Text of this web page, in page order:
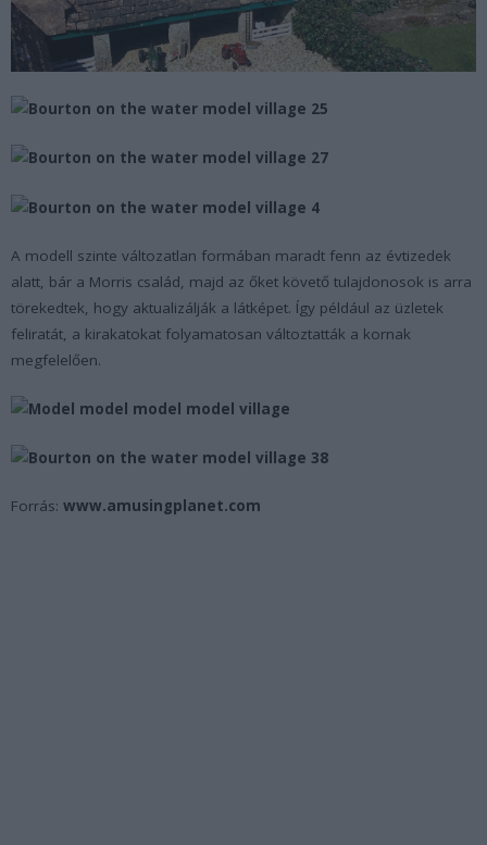
A modell szinte változatlan formában maradt fenn az évtizedek
alatt, bár a Morris család, majd az őket követő tulajdonosok is arra
törekedtek, hogy aktualizálják a látképet. Így például az üzletek
feliratát, a kirakatokat folyamatosan változtatták a kornak
megfelelően.
Forrás: www.amusingplanet.com